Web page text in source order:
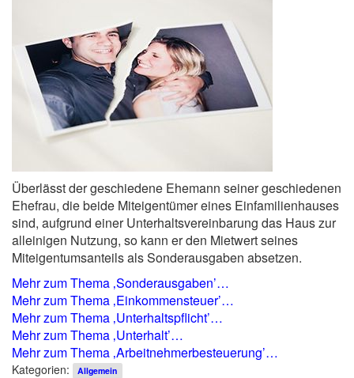
Überlässt der geschiedene Ehemann seiner geschiedenen
Ehefrau, die beide Miteigentümer eines Einfamilienhauses
sind, aufgrund einer Unterhaltsvereinbarung das Haus zur
alleinigen Nutzung, so kann er den Mietwert seines
Miteigentumsanteils als Sonderausgaben absetzen.
Mehr zum Thema ‚Sonderausgaben’…
Mehr zum Thema ‚Einkommensteuer’…
Mehr zum Thema ‚Unterhaltspflicht’…
Mehr zum Thema ‚Unterhalt’…
Mehr zum Thema ‚Arbeitnehmerbesteuerung’…
Kategorien: Allgemein